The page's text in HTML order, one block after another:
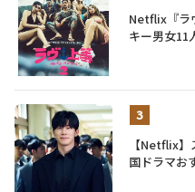
Netflix『ラ
キー男女11
【Netflix
国ドラマお